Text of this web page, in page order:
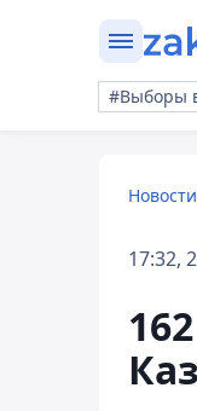
#Выборы
17:32,